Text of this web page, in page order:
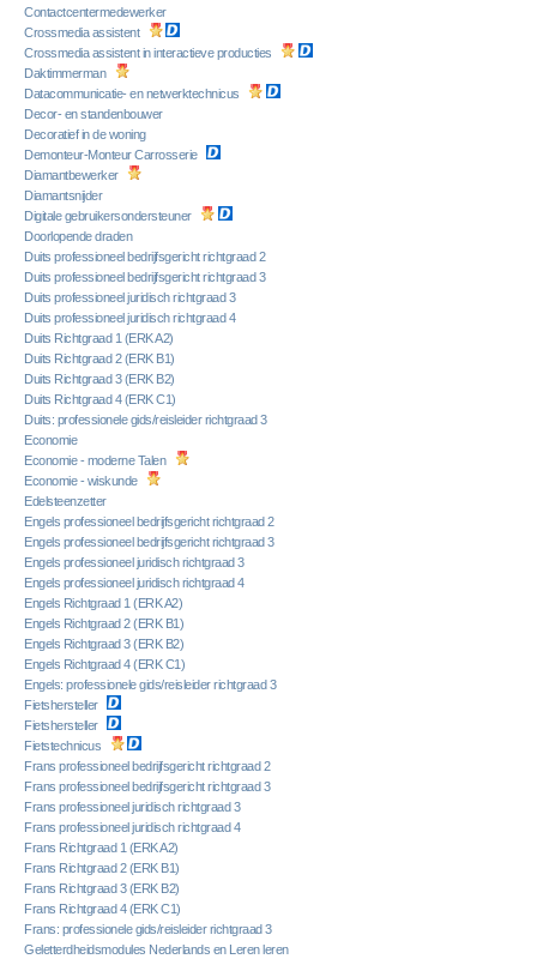
Contactcentermedewerker
Crossmedia assistent
Crossmedia assistent in interactieve producties
Daktimmerman
Datacommunicatie- en netwerktechnicus
Decor- en standenbouwer
Decoratief in de woning
Demonteur-Monteur Carrosserie
Diamantbewerker
Diamantsnijder
Digitale gebruikersondersteuner
Doorlopende draden
Duits professioneel bedrijfsgericht richtgraad 2
Duits professioneel bedrijfsgericht richtgraad 3
Duits professioneel juridisch richtgraad 3
Duits professioneel juridisch richtgraad 4
Duits Richtgraad 1 (ERK A2)
Duits Richtgraad 2 (ERK B1)
Duits Richtgraad 3 (ERK B2)
Duits Richtgraad 4 (ERK C1)
Duits: professionele gids/reisleider richtgraad 3
Economie
Economie - moderne Talen
Economie - wiskunde
Edelsteenzetter
Engels professioneel bedrijfsgericht richtgraad 2
Engels professioneel bedrijfsgericht richtgraad 3
Engels professioneel juridisch richtgraad 3
Engels professioneel juridisch richtgraad 4
Engels Richtgraad 1 (ERK A2)
Engels Richtgraad 2 (ERK B1)
Engels Richtgraad 3 (ERK B2)
Engels Richtgraad 4 (ERK C1)
Engels: professionele gids/reisleider richtgraad 3
Fietshersteller
Fietshersteller
Fietstechnicus
Frans professioneel bedrijfsgericht richtgraad 2
Frans professioneel bedrijfsgericht richtgraad 3
Frans professioneel juridisch richtgraad 3
Frans professioneel juridisch richtgraad 4
Frans Richtgraad 1 (ERK A2)
Frans Richtgraad 2 (ERK B1)
Frans Richtgraad 3 (ERK B2)
Frans Richtgraad 4 (ERK C1)
Frans: professionele gids/reisleider richtgraad 3
Geletterdheidsmodules Nederlands en Leren leren